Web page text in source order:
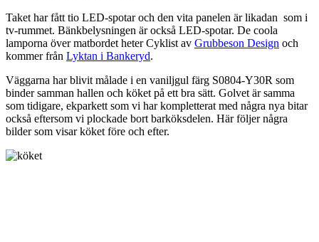
Taket har fått tio LED-spotar och den vita panelen är likadan som i
tv-rummet. Bänkbelysningen är också LED-spotar. De coola
lamporna över matbordet heter Cyklist av Grubbeson Design och
kommer från Lyktan i Bankeryd.
Väggarna har blivit målade i en vaniljgul färg S0804-Y30R som
binder samman hallen och köket på ett bra sätt. Golvet är samma
som tidigare, ekparkett som vi har kompletterat med några nya bitar
också eftersom vi plockade bort barköksdelen. Här följer några
bilder som visar köket före och efter.